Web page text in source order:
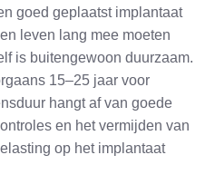
goed geplaatst implantaat
leven lang mee moeten
is buitengewoon duurzaam.
15–25 jaar voor
hangt af van goede
en het vermijden van
op het implantaat